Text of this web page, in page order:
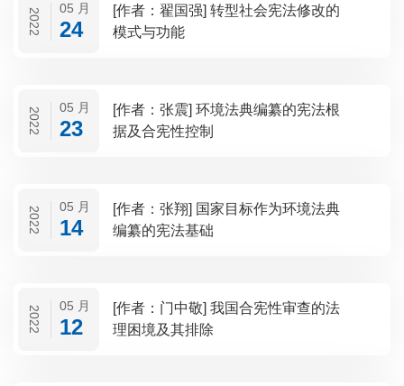
2022 05 月
24
[作者：翟国强] 转型社会宪法修改的
模式与功能
2022 05 月
23
[作者：张震] 环境法典编纂的宪法根
据及合宪性控制
2022 05 月
14
[作者：张翔] 国家目标作为环境法典
编纂的宪法基础
2022 05 月
12
[作者：门中敬] 我国合宪性审查的法
理困境及其排除